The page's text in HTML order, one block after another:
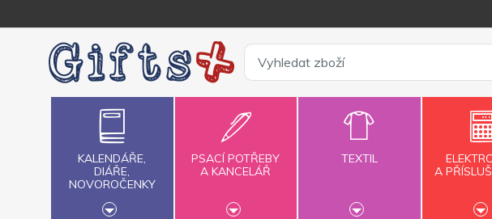
KALENDÁŘE,
DIÁŘE,
NOVOROČENKY
PSACÍ POTŘEBY
A KANCELÁŘ
TEXTIL
A